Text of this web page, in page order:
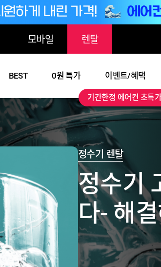
모바일 렌탈
BEST 0원 특가 이벤트/혜택
기간한정 에어컨 초특
정수기 렌탈
정수기
다- 해